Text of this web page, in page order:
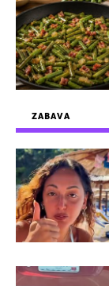
ZABAVA